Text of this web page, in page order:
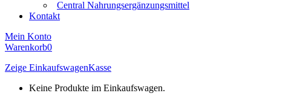
Central Nahrungsergänzungsmittel
Kontakt
Mein Konto
Warenkorb0
Zeige EinkaufswagenKasse
Keine Produkte im Einkaufswagen.